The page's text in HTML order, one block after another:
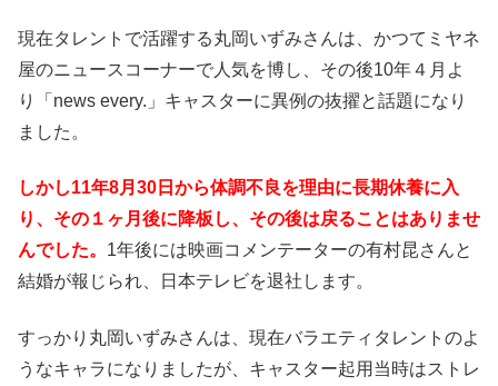
現在タレントで活躍する丸岡いずみさんは、かつてミヤネ
屋のニュースコーナーで人気を博し、その後10年４月よ
り「news every.」キャスターに異例の抜擢と話題になり
ました。
しかし11年8月30日から体調不良を理由に長期休養に入
り、その１ヶ月後に降板し、その後は戻ることはありませ
んでした。 1年後には映画コメンテーターの有村昆さんと
結婚が報じられ、日本テレビを退社します。
すっかり丸岡いずみさんは、現在バラエティタレントのよ
うなキャラになりましたが、キャスター起用当時はストレ